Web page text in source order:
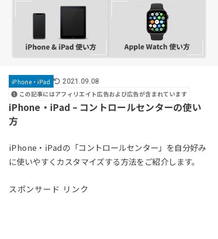
iPhone・iPad 2021.09.08
この記事にはアフィリエイト広告および広告が含まれています
iPhone・iPad – コントロールセンターの使い
方
iPhone・iPadの「コントロールセンター」を自分好み
に使いやすくカスタマイズする方法をご紹介します。
スポンサード リンク